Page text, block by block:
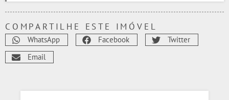
COMPARTILHE ESTE IMÓVEL
WhatsApp Facebook
Twitter
Email